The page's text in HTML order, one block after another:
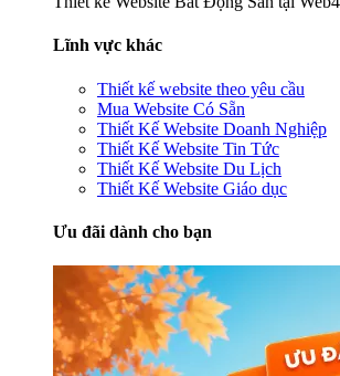
Lĩnh vực khác
Thiết kế website theo yêu cầu
Mua Website Có Sẵn
Thiết Kế Website Doanh Nghiệp
Thiết Kế Website Tin Tức
Thiết Kế Website Du Lịch
Thiết Kế Website Giáo dục
Ưu đãi dành cho bạn